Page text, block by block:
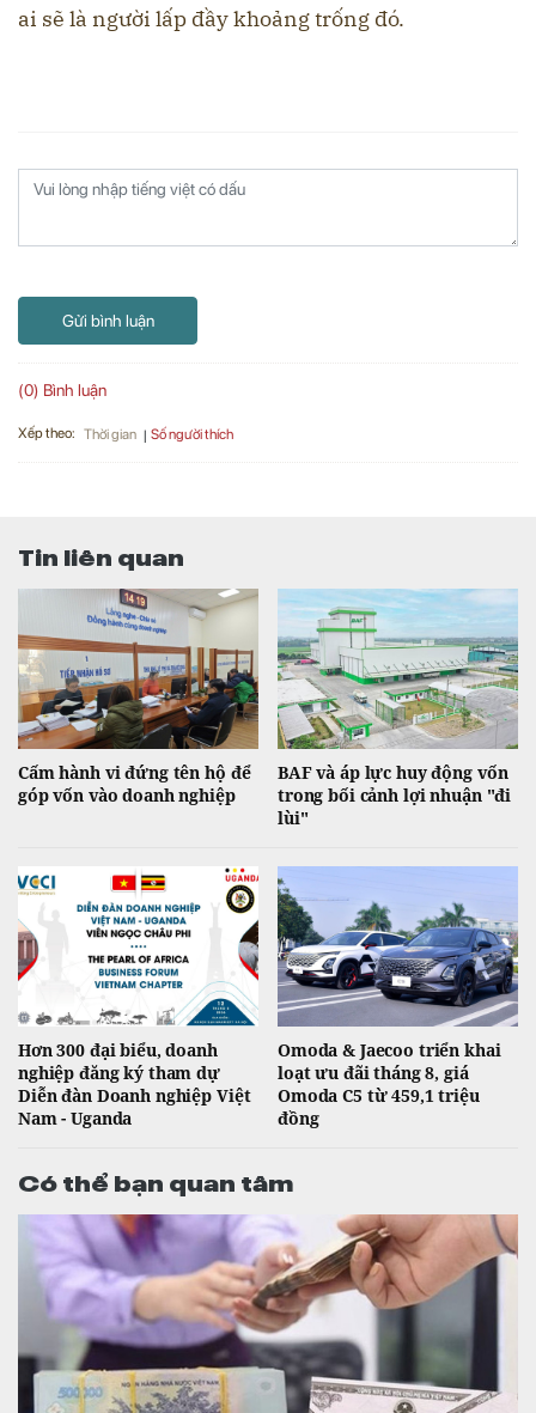
ai sẽ là người lấp đầy khoảng trống đó.
Gửi bình luận
(0) Bình luận
Xếp theo: Thời gian Số người thích
Tin liên quan
Cấm hành vi đứng tên hộ để
góp vốn vào doanh nghiệp
BAF và áp lực huy động vốn
trong bối cảnh lợi nhuận "đi
lùi"
Hơn 300 đại biểu, doanh
nghiệp đăng ký tham dự
Diễn đàn Doanh nghiệp Việt
Nam - Uganda
Omoda & Jaecoo triển khai
loạt ưu đãi tháng 8, giá
Omoda C5 từ 459,1 triệu
đồng
Có thể bạn quan tâm